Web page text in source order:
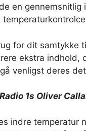
en
for dit samtykke
ekstra indhold,
venligst deres
Radio 1s Oliver
indre temperatur